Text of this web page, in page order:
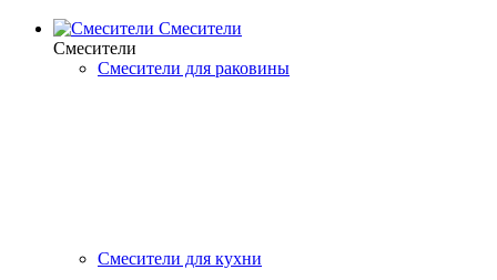
Смесители
Смесители
Смесители для раковины
Смесители для кухни